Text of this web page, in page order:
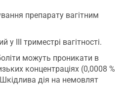
препарату вагітним
ІІІ триместрі вагітності.
можуть проникати в
концентраціях (0,0008 %
дія на немовлят